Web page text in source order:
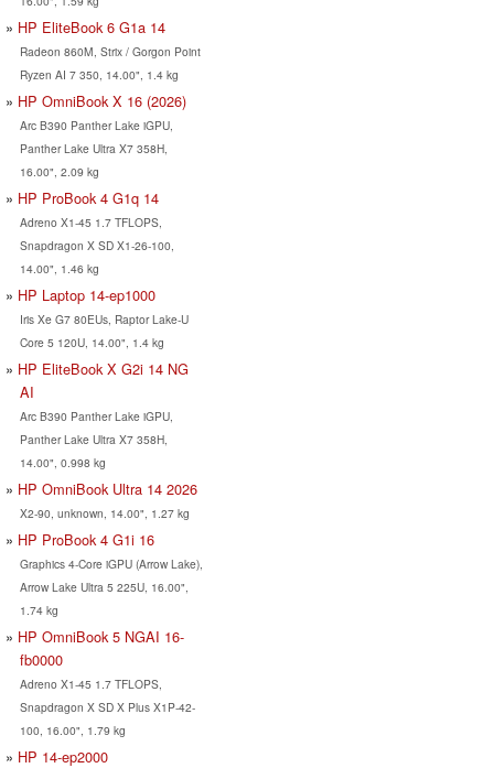
HP EliteBook 6 G1a 14
Radeon 860M, Strix / Gorgon Point
Ryzen AI 7 350, 14.00", 1.4 kg
HP OmniBook X 16 (2026)
Arc B390 Panther Lake iGPU,
Panther Lake Ultra X7 358H,
16.00", 2.09 kg
HP ProBook 4 G1q 14
Adreno X1-45 1.7 TFLOPS,
Snapdragon X SD X1-26-100,
14.00", 1.46 kg
HP Laptop 14-ep1000
Iris Xe G7 80EUs, Raptor Lake-U
Core 5 120U, 14.00", 1.4 kg
HP EliteBook X G2i 14 NG
AI
Arc B390 Panther Lake iGPU,
Panther Lake Ultra X7 358H,
14.00", 0.998 kg
HP OmniBook Ultra 14 2026
X2-90, unknown, 14.00", 1.27 kg
HP ProBook 4 G1i 16
Graphics 4-Core iGPU (Arrow Lake),
Arrow Lake Ultra 5 225U, 16.00",
1.74 kg
HP OmniBook 5 NGAI 16-
fb0000
Adreno X1-45 1.7 TFLOPS,
Snapdragon X SD X Plus X1P-42-
100, 16.00", 1.79 kg
HP 14-ep2000